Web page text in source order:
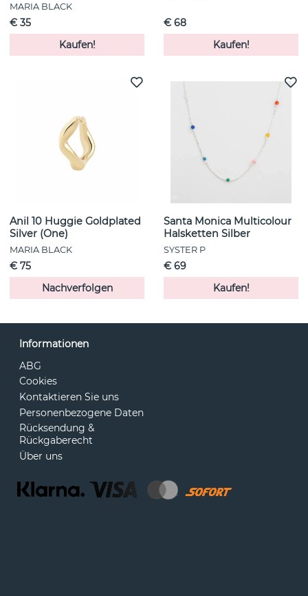
MARIA BLACK
€ 35
Kaufen!
€ 68
Kaufen!
Anil 10 Huggie Goldplated
Silver (One)
MARIA BLACK
€ 75
Nachverfolgen
Santa Monica Multicolour
Halsketten Silber
SYSTER P
€ 69
Kaufen!
Informationen
ABG
Cookies
Kontaktieren Sie uns
Personenbezogene Daten
Rücksendung &
Rückgaberecht
Über uns